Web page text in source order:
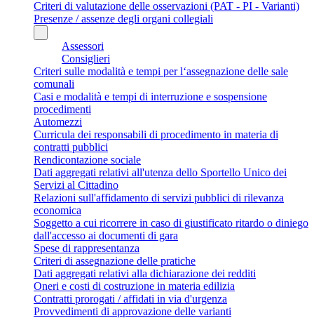
Criteri di valutazione delle osservazioni (PAT - PI - Varianti)
Presenze / assenze degli organi collegiali
Assessori
Consiglieri
Criteri sulle modalità e tempi per l‘assegnazione delle sale
comunali
Casi e modalità e tempi di interruzione e sospensione
procedimenti
Automezzi
Curricula dei responsabili di procedimento in materia di
contratti pubblici
Rendicontazione sociale
Dati aggregati relativi all'utenza dello Sportello Unico dei
Servizi al Cittadino
Relazioni sull'affidamento di servizi pubblici di rilevanza
economica
Soggetto a cui ricorrere in caso di giustificato ritardo o diniego
dall'accesso ai documenti di gara
Spese di rappresentanza
Criteri di assegnazione delle pratiche
Dati aggregati relativi alla dichiarazione dei redditi
Oneri e costi di costruzione in materia edilizia
Contratti prorogati / affidati in via d'urgenza
Provvedimenti di approvazione delle varianti